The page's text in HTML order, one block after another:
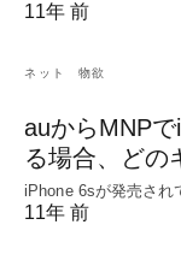
11年 前
ネット 物欲
auからMNP
る場合、どの
iPhone 6sが発売さ
11年 前